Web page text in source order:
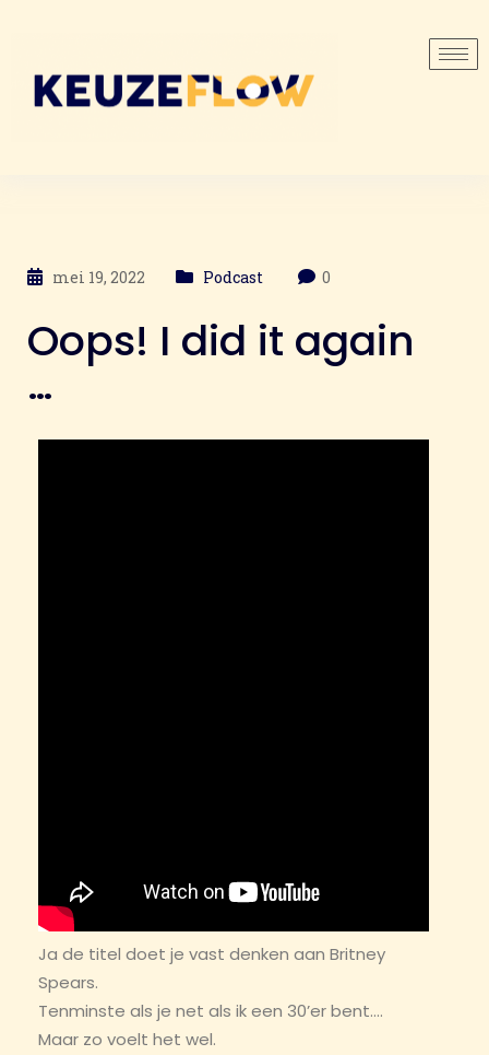
mei 19, 2022 Podcast 0
Oops! I did it again
…
Ja de titel doet je vast denken aan Britney
Spears.
Tenminste als je net als ik een 30’er bent….
Maar zo voelt het wel.